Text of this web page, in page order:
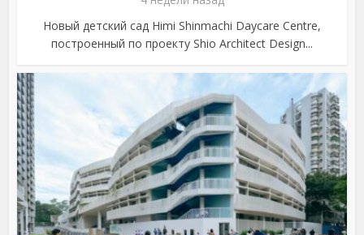
Новый детский сад Himi Shinmachi Daycare Centre,
построенный по проекту Shio Architect Design...